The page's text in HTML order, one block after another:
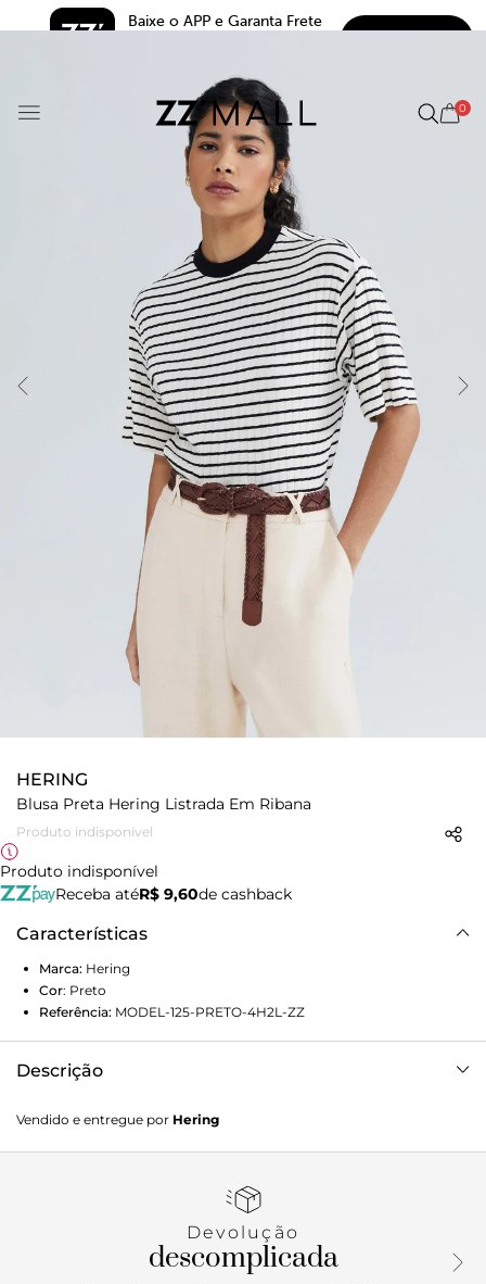
Baixe o APP e Garanta Frete
0
HERING
Blusa Preta Hering Listrada Em Ribana
Produto indisponível
Produto indisponível
Receba atéR$ 9,60de cashback
Características
Marca: Hering
Cor: Preto
Referência: MODEL-125-PRETO-4H2L-ZZ
Descrição
Com silhueta solta ao corpo e padronagem de listras, é a
aposta ideal para seu look casual. Detalhes da peça: Em
Vendido e entregue por Hering
Devolução
descomplicada